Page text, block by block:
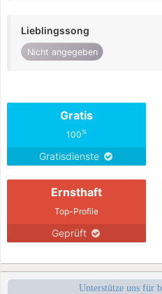
Lieblingssong
Nicht angegeben
Gratis
100%
Gratisdienste
Ernsthaft
Top-Profile
Geprüft
Unterstütze uns für